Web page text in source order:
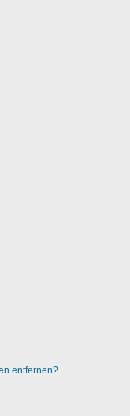
entfernen?